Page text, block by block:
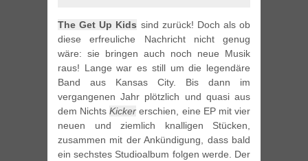
The Get Up Kids sind zurück! Doch als ob
diese erfreuliche Nachricht nicht genug
wäre: sie bringen auch noch neue Musik
raus! Lange war es still um die legendäre
Band aus Kansas City. Bis dann im
vergangenen Jahr plötzlich und quasi aus
dem NichtsKicker erschien, eine EP mit vier
neuen und ziemlich knalligen Stücken,
zusammen mit der Ankündigung, dass bald
ein sechstes Studioalbum folgen werde. Der